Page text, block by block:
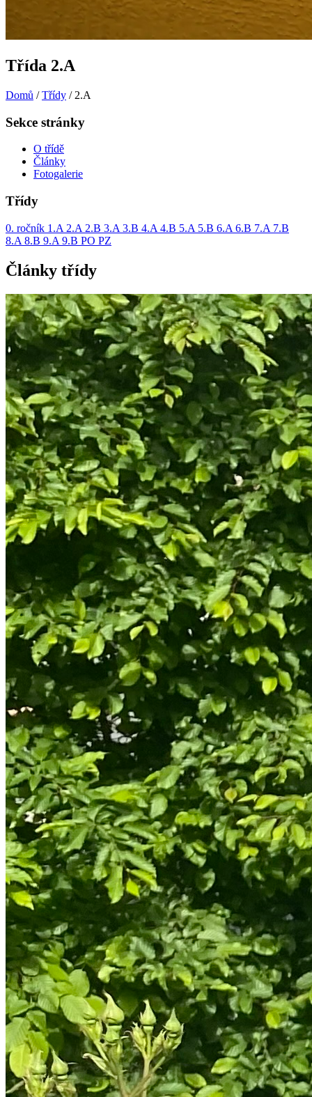
Třída 2.A
Domů / Třídy / 2.A
Sekce stránky
O třídě
Články
Fotogalerie
Třídy
0. ročník 1.A 2.A 2.B 3.A 3.B 4.A 4.B 5.A 5.B 6.A 6.B 7.A 7.B
8.A 8.B 9.A 9.B PO PZ
Články třídy